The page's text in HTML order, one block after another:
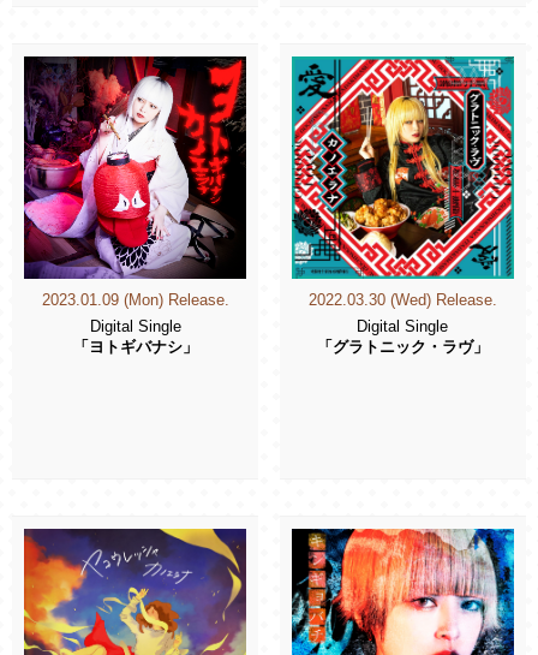
2023.01.09 (Mon) Release.
Digital Single
「ヨトギバナシ」
2022.03.30 (Wed) Release.
Digital Single
「グラトニック・ラヴ」